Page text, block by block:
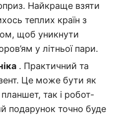
Найкраще взяти
теплих країн з
щоб уникнути
у літньої пари.
. Практичний та
Це може бути як
так і робот-
подарунок точно буде